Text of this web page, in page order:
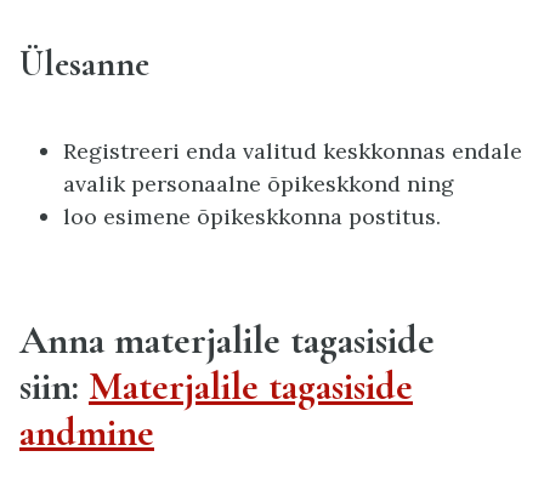
Ülesanne
Registreeri enda valitud keskkonnas endale
avalik personaalne õpikeskkond ning
loo esimene õpikeskkonna postitus.
Anna materjalile tagasiside
siin: Materjalile tagasiside
andmine